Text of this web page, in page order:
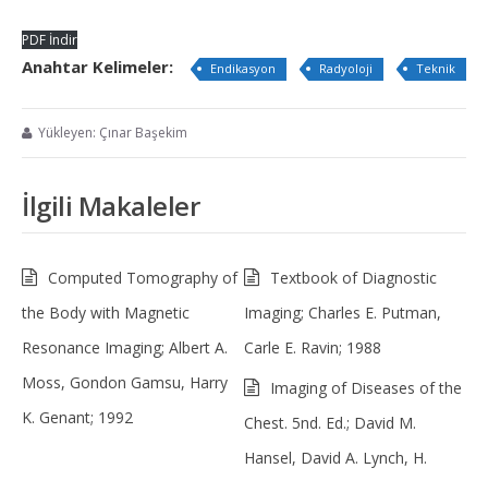
PDF İndir
Anahtar Kelimeler: Endikasyon Radyoloji Teknik
Yükleyen: Çınar Başekim
İlgili Makaleler
Computed Tomography of
the Body with Magnetic
Resonance Imaging; Albert A.
Moss, Gondon Gamsu, Harry
K. Genant; 1992
Textbook of Diagnostic
Imaging; Charles E. Putman,
Carle E. Ravin; 1988
Imaging of Diseases of the
Chest. 5nd. Ed.; David M.
Hansel, David A. Lynch, H.